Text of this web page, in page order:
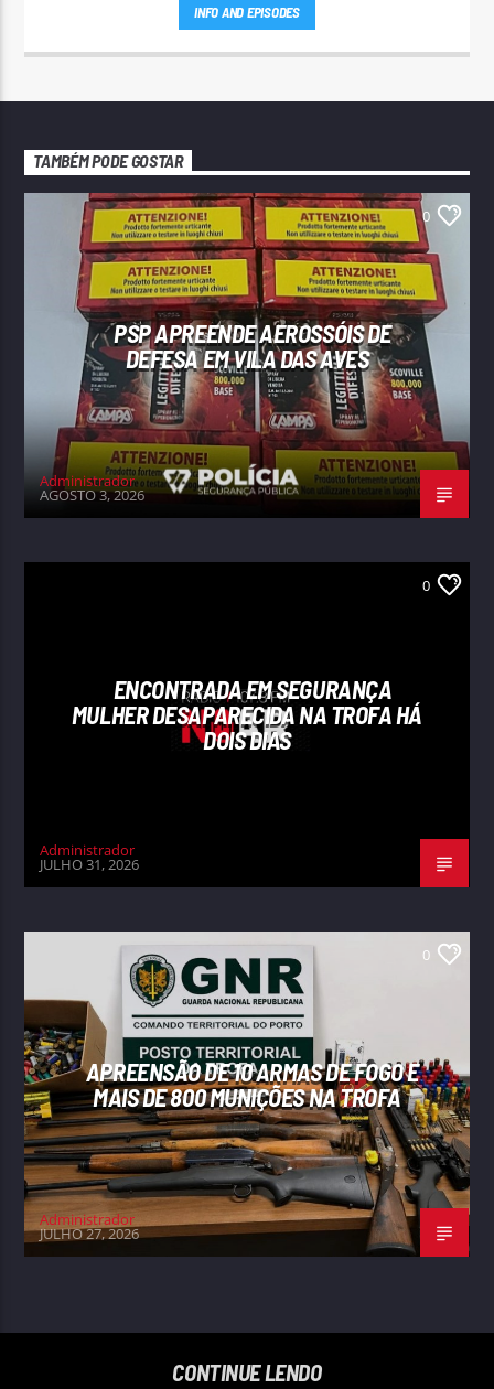
INFO AND EPISODES
TAMBÉM PODE GOSTAR
0
PSP APREENDE AEROSSÓIS DE
DEFESA EM VILA DAS AVES
Administrador
AGOSTO 3, 2026
0
ENCONTRADA EM SEGURANÇA
MULHER DESAPARECIDA NA TROFA HÁ
DOIS DIAS
Administrador
JULHO 31, 2026
0
APREENSÃO DE 10 ARMAS DE FOGO E
MAIS DE 800 MUNIÇÕES NA TROFA
Administrador
JULHO 27, 2026
CONTINUE LENDO